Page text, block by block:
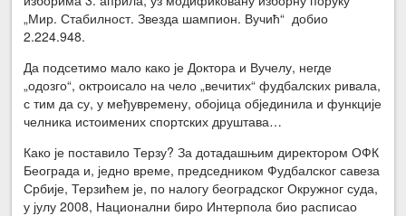
„Мир. Стабилност. Звезда шампион. Вучић“ добио
2.224.948.
Да подсетимо мало како је Доктора и Вучелу, негде
„одозго“, октроисало на чело „вечитих“ фудбалских ривала,
с тим да су, у међувремену, обојица објединила и функције
челника истоимених спортских друштава…
Како је поставило Терзу? За дотадашњим директором ОФК
Београда и, једно време, председником Фудбалског савеза
Србије, Терзићем је, по налогу београдског Окружног суда,
у јулу 2008, Национални биро Интерпола био расписао